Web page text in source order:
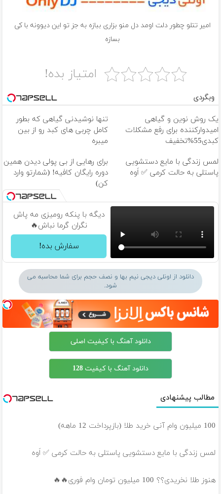
امیر تتلو چطور دلت اومد دل منو بزاری ببازه به جز تو این دیوونه با کی
بسازه
امتیاز بده!
وبگردی
یک روش نوین و گیاهی
امیدوارکننده برای رفع مشکلات
کبدی55%تخفیف
تنها نوشیدنی گیاهی که بطور
کامل چربی های کبد رو از بین
میبره
لمس زندگی با مایع دستشویی
پاستلی به حالت کرمی ✅ اَوه
برای رهایی از بی پولی دیدن همین
دوره رایگان کافیه! (شمارتو وارد
کن)
دیگه با پنکه رومیزی مه پاش
نگران گرما نباش🔥
سفارش بده!
دانلود از اونلی دیجی نیم بها و نصف حجم برای شما محاسبه می
شود.
دانلود آهنگ با کیفیت اصلی
دانلود آهنگ با کیفیت 128
مطالب پیشنهادی
100 میلیون وام آنی خرید طلا (بازپرداخت 12 ماهه)
لمس زندگی با مایع دستشویی پاستلی به حالت کرمی ✅ اَوه
هنوز طلا نخریدی؟؟ 100 میلیون تومان وام فوری🔥🔥